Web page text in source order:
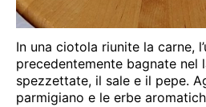
In una ciotola riunite la carne,
precedentemente bagnate nel
spezzettate, il sale e il pepe.
parmigiano e le erbe